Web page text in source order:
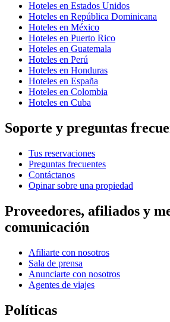
Hoteles en Estados Unidos
Hoteles en República Dominicana
Hoteles en México
Hoteles en Puerto Rico
Hoteles en Guatemala
Hoteles en Perú
Hoteles en Honduras
Hoteles en España
Hoteles en Colombia
Hoteles en Cuba
Soporte y preguntas
Tus reservaciones
Preguntas frecuentes
Contáctanos
Opinar sobre una propiedad
Proveedores, afiliados y
comunicación
Afiliarte con nosotros
Sala de prensa
Anunciarte con nosotros
Agentes de viajes
Políticas